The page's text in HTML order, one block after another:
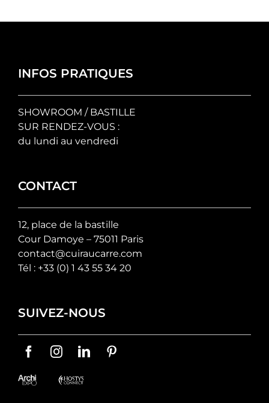
INFOS PRATIQUES
SHOWROOM / BASTILLE
SUR RENDEZ-VOUS :
du lundi au vendredi
CONTACT
12, place de la bastille
Cour Damoye – 75011 Paris
contact@cuiraucarre.com
Tél : +33 (0) 1 43 55 34 20
SUIVEZ-NOUS